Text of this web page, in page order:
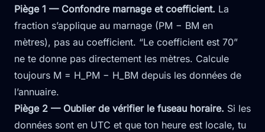
Piège 1 — Confondre marnage et coefficient. La
fraction s’applique au marnage (PM − BM en
mètres), pas au coefficient. “Le coefficient est 70”
ne te donne pas directement les mètres. Calcule
toujours M = H_PM − H_BM depuis les données de
l’annuaire.
Piège 2 — Oublier de vérifier le fuseau horaire. Si les
données sont en UTC et que ton heure est locale, tu